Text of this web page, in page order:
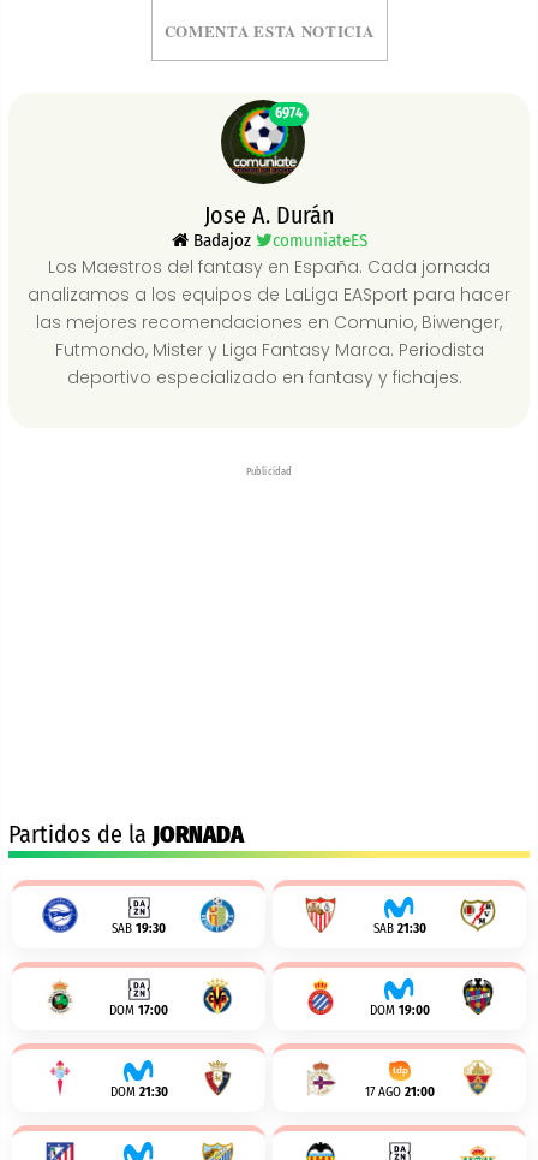
COMENTA ESTA NOTICIA
6974
Jose A. Durán
Badajoz comuniateES
Los Maestros del fantasy en España. Cada jornada
analizamos a los equipos de LaLiga EASport para hacer
las mejores recomendaciones en Comunio, Biwenger,
Futmondo, Mister y Liga Fantasy Marca. Periodista
deportivo especializado en fantasy y fichajes.
Publicidad
Partidos de la JORNADA
SAB 19:30 SAB 21:30
DOM 17:00 DOM 19:00
DOM 21:30 17 AGO 21:00